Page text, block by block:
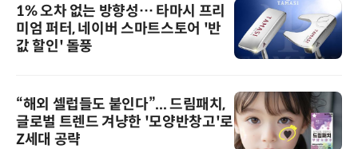
1% 오차 없는 방향성… 타마시 프리
미엄 퍼터, 네이버 스마트스토어 '반
값 할인' 돌풍
“해외 셀럽들도 붙인다”... 드림패치,
글로벌 트렌드 겨냥한 '모양반창고'로
Z세대 공략